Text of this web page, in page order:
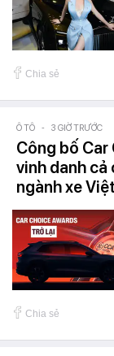
Chia sẻ
Ô TÔ - 3 GIỜ TRƯỚC
Công bố
vinh danh
ngành xe
Chia sẻ